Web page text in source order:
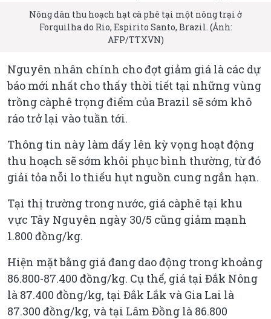
Nông dân thu hoạch hạt cà phê tại một nông trại ở
Forquilha do Rio, Espirito Santo, Brazil. (Ảnh:
AFP/TTXVN)
Nguyên nhân chính cho đợt giảm giá là các dự
báo mới nhất cho thấy thời tiết tại những vùng
trồng càphê trọng điểm của Brazil sẽ sớm khô
ráo trở lại vào tuần tới.
Thông tin này làm dấy lên kỳ vọng hoạt động
thu hoạch sẽ sớm khôi phục bình thường, từ đó
giải tỏa nỗi lo thiếu hụt nguồn cung ngắn hạn.
Tại thị trường trong nước, giá càphê tại khu
vực Tây Nguyên ngày 30/5 cũng giảm mạnh
1.800 đồng/kg.
Hiện mặt bằng giá đang dao động trong khoảng
86.800-87.400 đồng/kg. Cụ thể, giá tại Đắk Nông
là 87.400 đồng/kg, tại Đắk Lắk và Gia Lai là
87.300 đồng/kg, và tại Lâm Đồng là 86.800